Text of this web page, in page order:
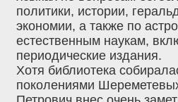
политики, истории,
экономии, а также по
естественным наукам,
периодические издания.
Хотя библиотека
поколениями